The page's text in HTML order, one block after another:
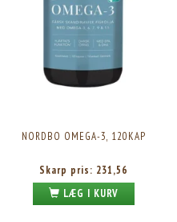
NORDBO OMEGA-3, 120KAP
Skarp pris: 231,56
LÆG I KURV